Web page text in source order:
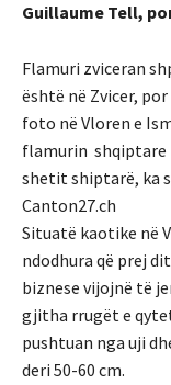
Guillaume Tell,
Flamuri zviceran
është në Zvicer,
foto në Vloren e
flamurin shqiptare
shetit shiptarë, ka
Canton27.ch
Situatë kaotike në
ndodhura që prej
biznese vijojnë të
gjitha rrugët e
pushtuan nga uji
deri 50-60 cm.